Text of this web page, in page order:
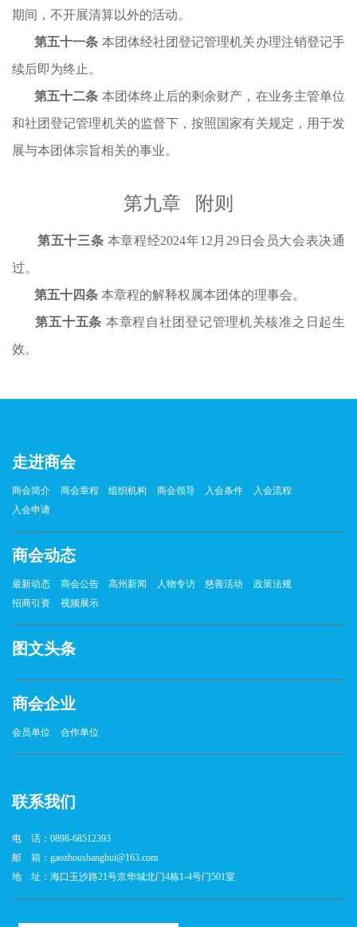
期间，不开展清算以外的活动。
第五十一条 本团体经社团登记管理机关办理注销登记手
续后即为终止。
第五十二条 本团体终止后的剩余财产，在业务主管单位
和社团登记管理机关的监督下，按照国家有关规定，用于发
展与本团体宗旨相关的事业。
第九章 附则
第五十三条 本章程经2024年12 月 29日会员大会表决通
过。
第五十四条 本章程的解释权属本团体的理事会。
第五十五条 本章程自社团登记管理机关核准之日起生
效。
走进商会
商会简介 商会章程 组织机构 商会领导 入会条件
入会流程
入会申请
商会动态
最新动态 商会公告 高州新闻 人物专访 慈善活动
政策法规
招商引资
视频展示
图文头条
商会企业
会员单位 合作单位
联系我们
电 话：0898-68512393
邮 箱：gaozhoushanghui@163.com
地 址：海口玉沙路21号京华城北门4栋1-4号门501室